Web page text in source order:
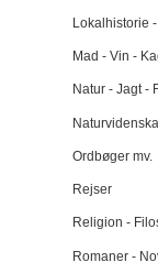
Lokalhistorie
Mad - Vin -
Natur - Jagt -
Ordbøger mv.
Rejser
Religion -
Romaner -